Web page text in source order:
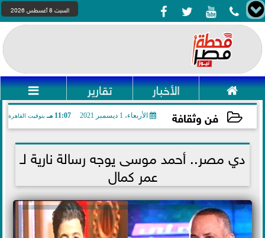
    السبت 8 أغسطس 2026
 الأخبار تقارير 
فن وثقافة الأربعاء، 1 ديسمبر 2021 11:07 مـ بتوقيت القاهرة
2021-12-01 23:07:08
دي مصر.. أحمد موسى يوجه رسالة نارية لـ
عمر كمال